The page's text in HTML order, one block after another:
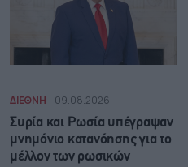
ΔΙΕΘΝΗ 09.08.2026
Συρία και Ρωσία υπέγραψαν
μνημόνιο κατανόησης για το
μέλλον των ρωσικών